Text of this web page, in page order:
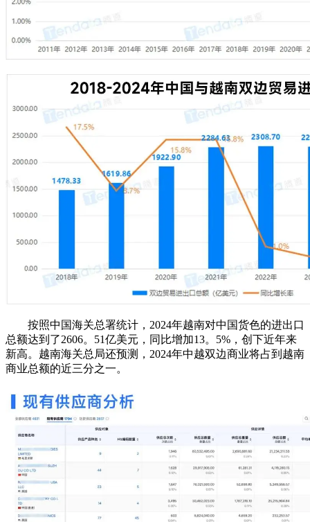
按照中国海关总署统计，2024年越南对中国货色的进出口
总额达到了2606。51亿美元，同比增加13。5%，创下近年来
新高。越南海关总局还预测，2024年中越双边商业将占到越南
商业总额的近三分之一。